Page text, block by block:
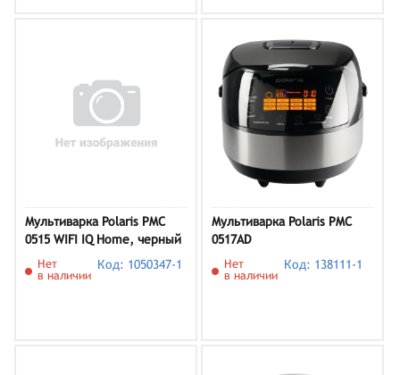
Мультиварка Polaris PMC
0515 WIFI IQ Home, черный
Нет
в наличии
Код: 1050347-1
Мультиварка Polaris PMC
0517AD
Нет
в наличии
Код: 138111-1